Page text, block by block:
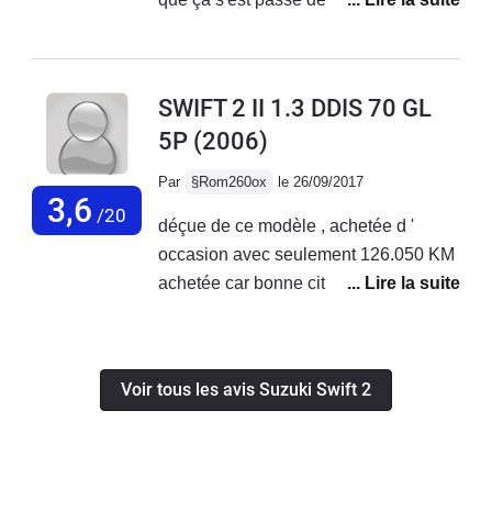
rabattable vous pouvez tout de même
3,6 /20
SWIFT 2 II 1.3 DDIS 70 GL
5P (2006)
Par §Rom260ox le 26/09/2017
déçue de ce modèle , achetée d '
occasion avec seulement 126.050 KM
achetée car bonne citadine !!! j'ai fait
dit que au car passe il son aveugle
mais bon c'est fait .puis pas 2 mois
Voir tous les avis Suzuki Swift 2